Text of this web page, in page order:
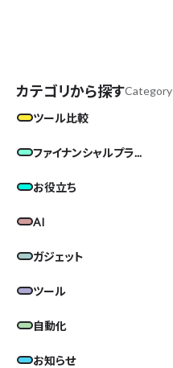
カテゴリから探すCategory
ツール比較
ファイナンシャルプラ...
お役立ち
AI
ガジェット
ツール
自動化
お知らせ